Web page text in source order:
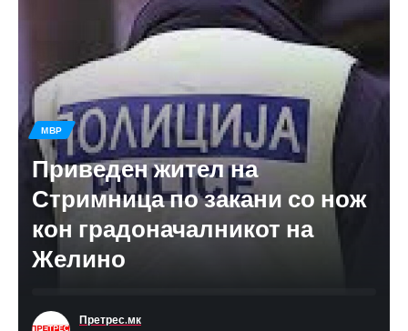
МВР
Приведен жител на
Стримница по закани со нож
кон градоначалникот на
Желино
Претрес.мк